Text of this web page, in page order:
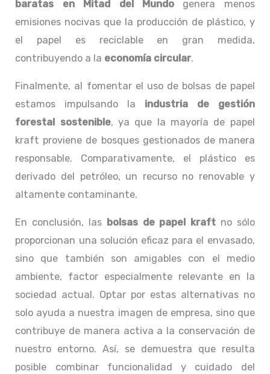
baratas en Mitad del Mundogenera menos
emisiones nocivas que la producción de plástico, y
el papel es reciclable en gran medida,
contribuyendo a la economía circular.
Finalmente, al fomentar el uso de bolsas de papel
estamos impulsando la industria de gestión
forestal sostenible, ya que la mayoría de papel
kraft proviene de bosques gestionados de manera
responsable. Comparativamente, el plástico es
derivado del petróleo, un recurso no renovable y
altamente contaminante.
En conclusión, las bolsas de papel kraft no sólo
proporcionan una solución eficaz para el envasado,
sino que también son amigables con el medio
ambiente, factor especialmente relevante en la
sociedad actual. Optar por estas alternativas no
solo ayuda a nuestra imagen de empresa, sino que
contribuye de manera activa a la conservación de
nuestro entorno. Así, se demuestra que resulta
posible combinar funcionalidad y cuidado del